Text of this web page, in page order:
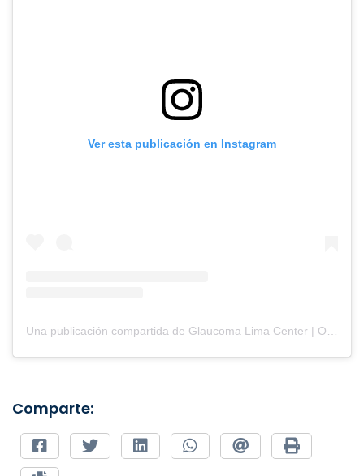
Ver esta publicación en Instagram
Comparte: